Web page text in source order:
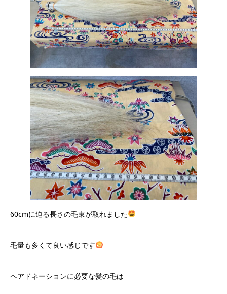
60cmに迫る長さの毛束が取れました
毛量も多くて良い感じです
ヘアドネーションに必要な髪の毛は